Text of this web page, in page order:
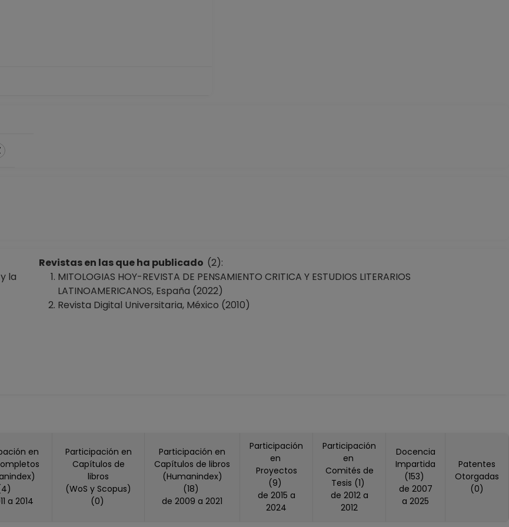
la
Revistas en las que ha publicado (2):
MITOLOGIAS HOY-REVISTA DE PENSAMIENTO CRITICA Y ESTUDIOS LITERARIOS
LATINOAMERICANOS, España (2022)
Revista Digital Universitaria, México (2010)
en
de 2011 a 2014
Participación en
Capítulos de
libros
(WoS y Scopus)
(0)
Participación en
Capítulos de libros
(Humanindex)
(18)
de 2009 a 2021
Participación
en
Proyectos
(9)
de 2015 a
2024
Participación
en
Comités de
Tesis (1)
de 2012 a
2012
Docencia
Impartida
(153)
de 2007
a 2025
Patentes
Otorgadas
(0)